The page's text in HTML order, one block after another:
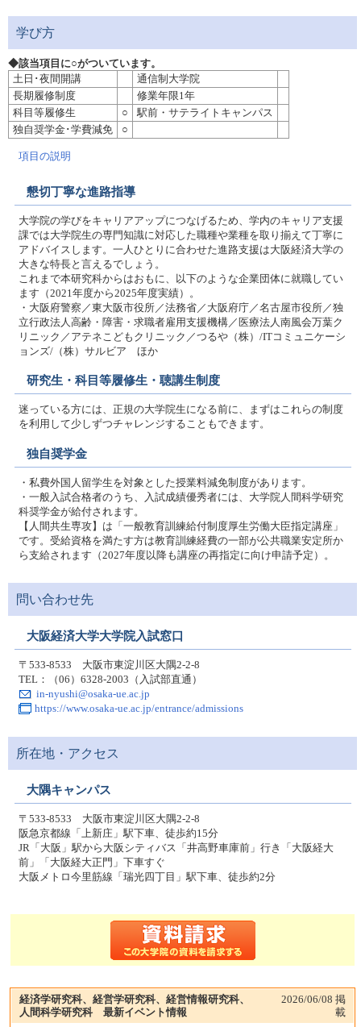
学び方
◆該当項目に○がついています。
土日･夜間開講
通信制大学院
長期履修制度
修業年限1年
科目等履修生
○
駅前・サテライトキャンパス
独自奨学金･学費減免
○
項目の説明
懇切丁寧な進路指導
大学院の学びをキャリアアップにつなげるため、学内のキャリア支援
課では大学院生の専門知識に対応した職種や業種を取り揃えて丁寧に
アドバイスします。一人ひとりに合わせた進路支援は大阪経済大学の
大きな特長と言えるでしょう。
これまで本研究科からはおもに、以下のような企業団体に就職してい
ます（2021年度から2025年度実績）。
・大阪府警察／東大阪市役所／法務省／大阪府庁／名古屋市役所／独
立行政法人高齢・障害・求職者雇用支援機構／医療法人南風会万葉ク
リニック／アテネこどもクリニック／つるや（株）/ITコミュニケーシ
ョンズ/（株）サルビア ほか
研究生・科目等履修生・聴講生制度
迷っている方には、正規の大学院生になる前に、まずはこれらの制度
を利用して少しずつチャレンジすることもできます。
独自奨学金
・私費外国人留学生を対象とした授業料減免制度があります。
・一般入試合格者のうち、入試成績優秀者には、大学院人間科学研究
科奨学金が給付されます。
【人間共生専攻】は「一般教育訓練給付制度厚生労働大臣指定講座」
です。受給資格を満たす方は教育訓練経費の一部が公共職業安定所か
ら支給されます（2027年度以降も講座の再指定に向け申請予定）。
問い合わせ先
大阪経済大学大学院入試窓口
〒533-8533 大阪市東淀川区大隅2-2-8
TEL：（06）6328-2003（入試部直通）
in-nyushi@osaka-ue.ac.jp
https://www.osaka-ue.ac.jp/entrance/admissions
所在地・アクセス
大隅キャンパス
〒533-8533 大阪市東淀川区大隅2-2-8
阪急京都線「上新庄」駅下車、徒歩約15分
JR「大阪」駅から大阪シティバス「井高野車庫前」行き「大阪経大
前」「大阪経大正門」下車すぐ
大阪メトロ今里筋線「瑞光四丁目」駅下車、徒歩約2分
経済学研究科、経営学研究科、経営情報研究科、
人間科学研究科 最新イベント情報
2026/06/08 掲
載